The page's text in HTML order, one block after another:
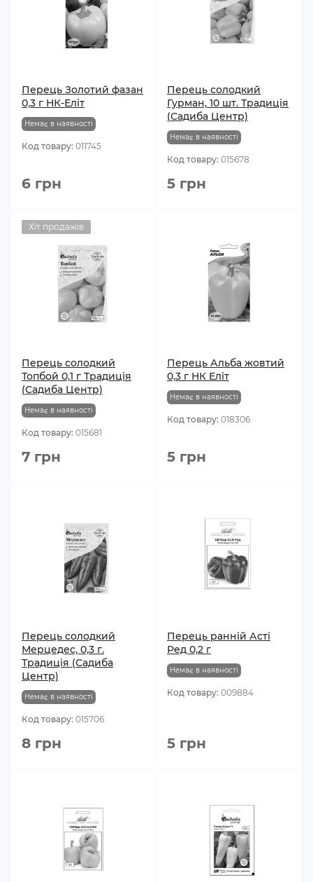
Перець Золотий фазан
0,3 г НК-Еліт
Немає в наявності
Код товару: 011745
6 грн
Перець солодкий
Гурман, 10 шт. Традиція
(Садиба Центр)
Немає в наявності
Код товару: 015678
5 грн
Хіт продажів
Перець солодкий
Топбой 0,1 г Традиція
(Садиба Центр)
Немає в наявності
Код товару: 015681
7 грн
Перець Альба жовтий
0,3 г НК Еліт
Немає в наявності
Код товару: 018306
5 грн
Перець солодкий
Мерцедес, 0,3 г.
Традиція (Садиба
Центр)
Немає в наявності
Код товару: 015706
8 грн
Перець ранній Асті
Ред 0,2 г
Немає в наявності
Код товару: 009884
5 грн